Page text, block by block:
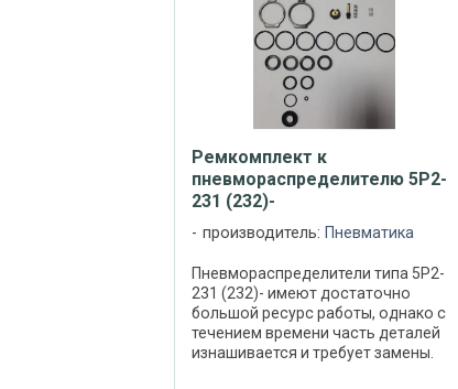
Ремкомплект к
пневмораспределителю 5Р2-
231 (232)-
производитель: Пневматика
Пневмораспределители типа 5Р2-
231 (232)- имеют достаточно
большой ресурс работы, однако с
течением времени часть деталей
изнашивается и требует замены.